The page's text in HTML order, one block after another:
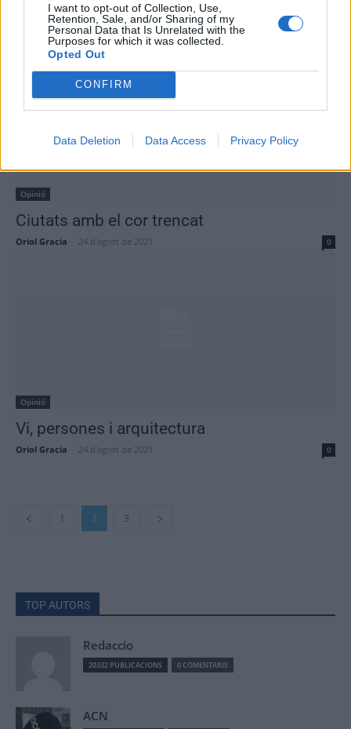
I want to opt-out of Collection, Use,
Retention, Sale, and/or Sharing of my
Personal Data that Is Unrelated with the
Purposes for which it was collected.
Opted Out
CONFIRM
Data Deletion Data Access Privacy Policy
Documentals per explicar el Delta
Oriol Gracia - 24 d'agost de 2021
Opinió
Ciutats amb el cor trencat
Oriol Gracia 24 d'agost de 2021 0
Opinió
Vi, persones i arquitectura
Oriol Gracia 24 d'agost de 2021 0
1 2 3
TOP AUTORS
Redaccio
20332 PUBLICACIONS 0 COMENTARIS
ACN